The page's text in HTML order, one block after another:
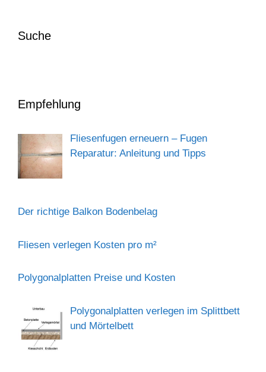
Suche
Empfehlung
Fliesenfugen erneuern – Fugen
Reparatur: Anleitung und Tipps
Der richtige Balkon Bodenbelag
Fliesen verlegen Kosten pro m²
Polygonalplatten Preise und Kosten
Polygonalplatten verlegen im Splittbett
und Mörtelbett